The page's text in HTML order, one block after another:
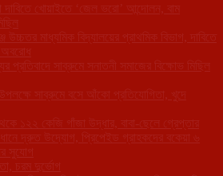
খোয়াইতে ‘জেল ভরো’ আন্দোলন, বাম
উচ্চতর মাধ্যমিক বিদ্যালয়ের প্রাথমিক বিভাগ, দাবিতে
প্রতিবাদে সাব্রুমে সনাতনী সমাজের বিক্ষোভ মিছিল
উপলক্ষে সাব্রুমে বসে আঁকো প্রতিযোগিতা, খুদে
১২২ কেজি গাঁজা উদ্ধার, বাবা-ছেলে গ্রেপ্তার
দ্রুত উদ্যোগ, প্রিপেইড গ্রাহকদের বকেয়া ৬
সুযোগ
চরম দুর্ভোগ